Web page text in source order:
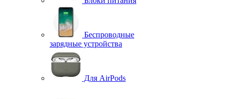
Беспроводные
зарядные устройства
Для AirPods